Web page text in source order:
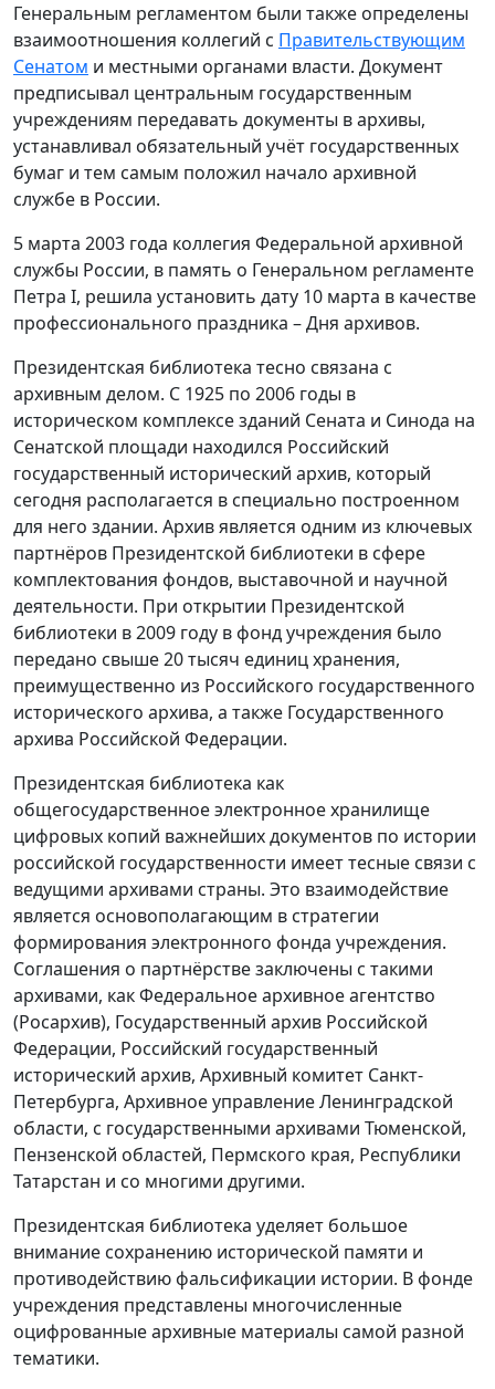
Генеральным регламентом были также определены
взаимоотношения коллегий с Правительствующим
Сенатом и местными органами власти. Документ
предписывал центральным государственным
учреждениям передавать документы в архивы,
устанавливал обязательный учёт государственных
бумаг и тем самым положил начало архивной
службе в России.
5 марта 2003 года коллегия Федеральной архивной
службы России, в память о Генеральном регламенте
Петра I, решила установить дату 10 марта в качестве
профессионального праздника – Дня архивов.
Президентская библиотека тесно связана с
архивным делом. С 1925 по 2006 годы в
историческом комплексе зданий Сената и Синода на
Сенатской площади находился Российский
государственный исторический архив, который
сегодня располагается в специально построенном
для него здании. Архив является одним из ключевых
партнёров Президентской библиотеки в сфере
комплектования фондов, выставочной и научной
деятельности. При открытии Президентской
библиотеки в 2009 году в фонд учреждения было
передано свыше 20 тысяч единиц хранения,
преимущественно из Российского государственного
исторического архива, а также Государственного
архива Российской Федерации.
Президентская библиотека как
общегосударственное электронное хранилище
цифровых копий важнейших документов по истории
российской государственности имеет тесные связи с
ведущими архивами страны. Это взаимодействие
является основополагающим в стратегии
формирования электронного фонда учреждения.
Соглашения о партнёрстве заключены с такими
архивами, как Федеральное архивное агентство
(Росархив), Государственный архив Российской
Федерации, Российский государственный
исторический архив, Архивный комитет Санкт-
Петербурга, Архивное управление Ленинградской
области, с государственными архивами Тюменской,
Пензенской областей, Пермского края, Республики
Татарстан и со многими другими.
Президентская библиотека уделяет большое
внимание сохранению исторической памяти и
противодействию фальсификации истории. В фонде
учреждения представлены многочисленные
оцифрованные архивные материалы самой разной
тематики.